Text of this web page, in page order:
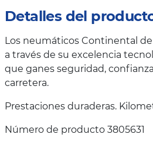
Detalles del
Los neumáticos Continental de
a través de su excelencia
que ganes seguridad,
carretera.
Prestaciones duraderas.
Número de producto 3805631